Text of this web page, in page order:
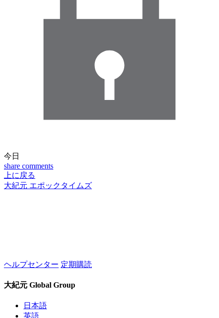
今日
share comments
上に戻る
大紀元 エポックタイムズ
ヘルプセンター 定期購読
大紀元 Global Group
日本語
英語